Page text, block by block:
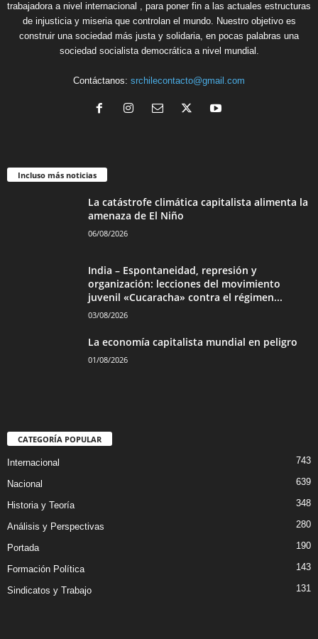
trabajadora a nivel internacional , para poner fin a las actuales estructuras
de injusticia y miseria que controlan el mundo. Nuestro objetivo es
construir una sociedad más justa y solidaria, en pocas palabras una
sociedad socialista democrática a nivel mundial.
Contáctanos: srchilecontacto@gmail.com
Incluso más noticias
La catástrofe climática capitalista alimenta la
amenaza de El Niño
06/08/2026
India – Espontaneidad, represión y
organización: lecciones del movimiento
juvenil «Cucaracha» contra el régimen...
03/08/2026
La economía capitalista mundial en peligro
01/08/2026
CATEGORÍA POPULAR
Internacional 743
Nacional 639
Historia y Teoría 348
Análisis y Perspectivas 280
Portada 190
Formación Política 143
Sindicatos y Trabajo 131